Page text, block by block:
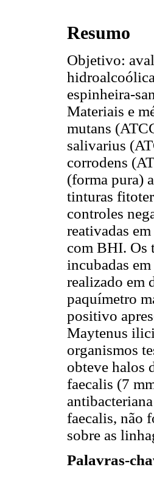
Resumo
Objetivo:
espinheira-
Materiais e
mutans
salivarius
corrodens
(forma pura)
tinturas
controles
reativadas
com BHI. Os
incubadas
realizado em
paquímetro
positivo
Maytenus
organismos
obteve halos
faecalis (7
faecalis, não
sobre as
Palavras-